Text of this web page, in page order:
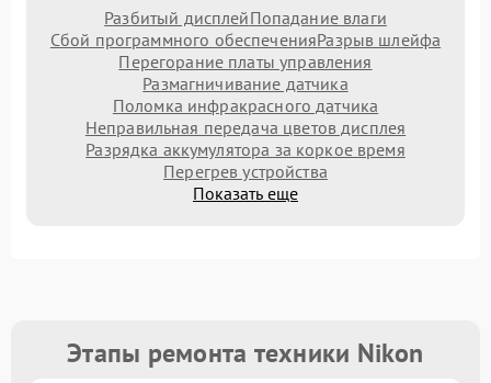
Разбитый дисплейПопадание влаги
Сбой программного обеспеченияРазрыв шлейфа
Перегорание платы управления
Размагничивание датчика
Поломка инфракрасного датчика
Неправильная передача цветов дисплея
Разрядка аккумулятора за коркое время
Перегрев устройства
Показать еще
Этапы ремонта техники Nikon